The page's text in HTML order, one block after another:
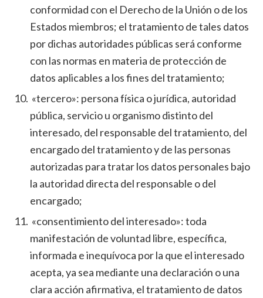
conformidad con el Derecho de la Unión o de los
Estados miembros; el tratamiento de tales datos
por dichas autoridades públicas será conforme
con las normas en materia de protección de
datos aplicables a los fines del tratamiento;
«tercero»: persona física o jurídica, autoridad
pública, servicio u organismo distinto del
interesado, del responsable del tratamiento, del
encargado del tratamiento y de las personas
autorizadas para tratar los datos personales bajo
la autoridad directa del responsable o del
encargado;
«consentimiento del interesado»: toda
manifestación de voluntad libre, específica,
informada e inequívoca por la que el interesado
acepta, ya sea mediante una declaración o una
clara acción afirmativa, el tratamiento de datos